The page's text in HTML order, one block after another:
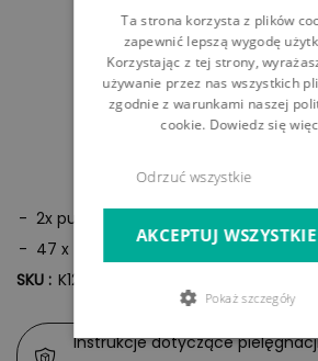
2x puf
47 x 47 x 37 cm
SKU : K12473
Instrukcje dotyczące
Ta strona korzysta z plików
zapewnić lepszą wygodę
Korzystając z tej strony,
używanie przez nas wszystkich
zgodnie z warunkami naszej
cookie. Dowiedz się
AKCEPTUJ WSZYSTKIE
Odrzuć wszystkie
Pokaż szczegóły